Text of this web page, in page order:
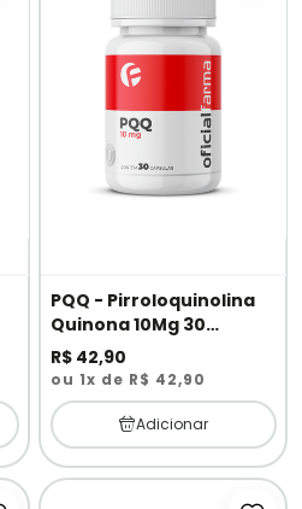
PQQ - Pirroloquinolina
Quinona 10Mg 30
Cápsulas
R$ 42,90
ou 1x de R$ 42,90
Adicionar